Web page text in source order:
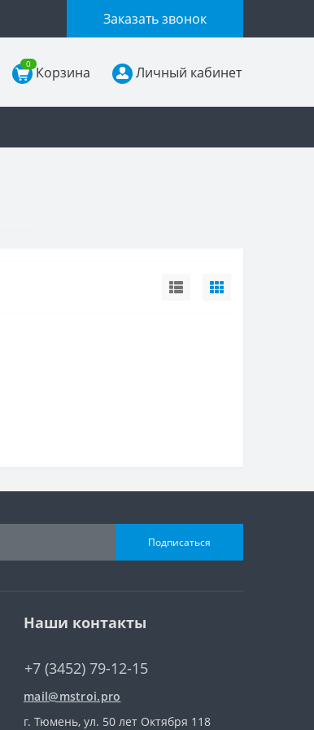
Заказать звонок
0 Корзина Личный кабинет
Подписаться
Наши контакты
+7 (3452) 79-12-15
mail@mstroi.pro
г. Тюмень, ул. 50 лет Октября 118